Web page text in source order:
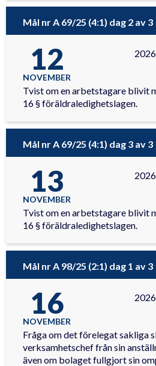
Mål nr A 69/25 (4:1) dag 2 av 3
12
NOVEMBER
Tvist om en arbetstagare blivit
16 § föräldraledighetslagen.
Mål nr A 69/25 (4:1) dag 3 av 3
13
NOVEMBER
Tvist om en arbetstagare blivit
16 § föräldraledighetslagen.
Mål nr A 98/25 (2:1) dag 1 av 3
16
NOVEMBER
Fråga om det förelegat sakliga
verksamhetschef från sin
även om bolaget fullgjort sin